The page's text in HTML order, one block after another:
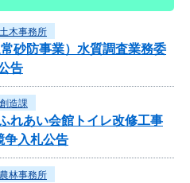
木事務所
砂防事業）水質調査業務委
告
造課
れあい会館トイレ改修工事
争入札公告
林事務所